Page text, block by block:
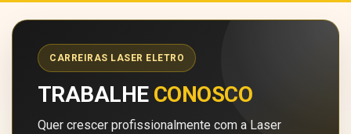
CARREIRAS LASER ELETRO
TRABALHE CONOSCO
Quer crescer profissionalmente com a Laser